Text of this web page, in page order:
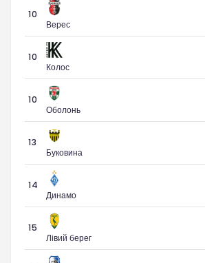
10
Верес
10
Колос
10
Оболонь
13
Буковина
14
Динамо
15
Лівий берег